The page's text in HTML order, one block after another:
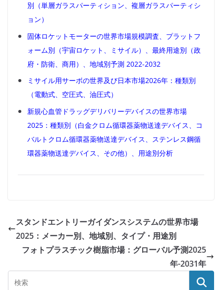
別（単層ガラスパーティション、複層ガラスパーティシ
ョン）
固体ロケットモーターの世界市場規模調査、プラットフ
ォーム別（宇宙ロケット、ミサイル）、最終用途別（政
府・防衛、商用）、地域別予測 2022-2032
ミサイル用サーボの世界及び日本市場2026年：種類別
（電動式、空圧式、油圧式）
新規心血管ドラッグデリバリーデバイスの世界市場
2025：種類別（白金クロム循環器薬物送達デバイス、コ
バルトクロム循環器薬物送達デバイス、ステンレス鋼循
環器薬物送達デバイス、その他）、用途別分析
スタンドエントリーガイダンスシステムの世界市場
2025：メーカー別、地域別、タイプ・用途別
フォトプラスチック樹脂市場：グローバル予測2025
年-2031年